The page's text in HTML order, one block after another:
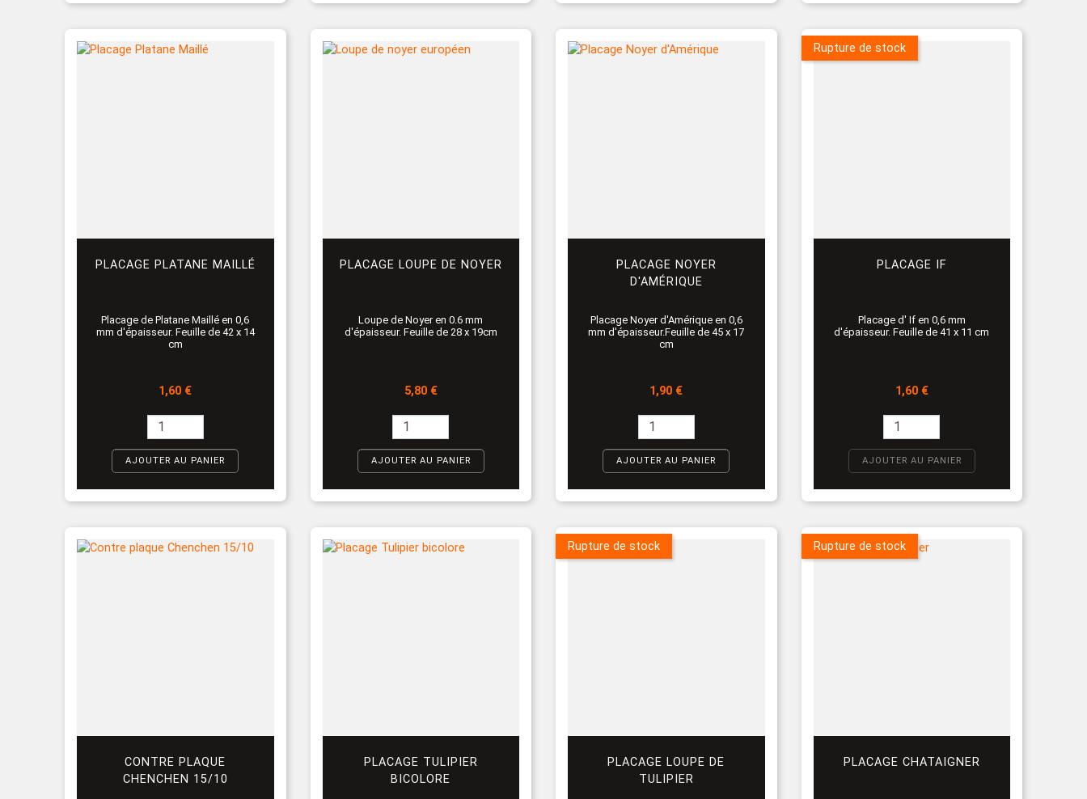
PLACAGE PLATANE MAILLÉ
Placage de Platane Maillé en 0,6
mm d'épaisseur. Feuille de 42 x 14
cm
Prix
1,60 €
AJOUTER AU PANIER
PLACAGE LOUPE DE NOYER
Loupe de Noyer en 0.6 mm
d'épaisseur. Feuille de 28 x 19cm
Prix
5,80 €
AJOUTER AU PANIER
PLACAGE NOYER
D'AMÉRIQUE
Placage Noyer d'Amérique en 0,6
mm d'épaisseur.Feuille de 45 x 17
cm
Prix
1,90 €
AJOUTER AU PANIER
PLACAGE IF
Placage d' If en 0,6 mm
d'épaisseur. Feuille de 41 x 11 cm
Prix
1,60 €
AJOUTER AU PANIER
Rupture de stock
CONTRE PLAQUE
CHENCHEN 15/10
PLACAGE TULIPIER
BICOLORE
PLACAGE LOUPE DE
TULIPIER
Rupture de stock
PLACAGE CHATAIGNER
Rupture de stock